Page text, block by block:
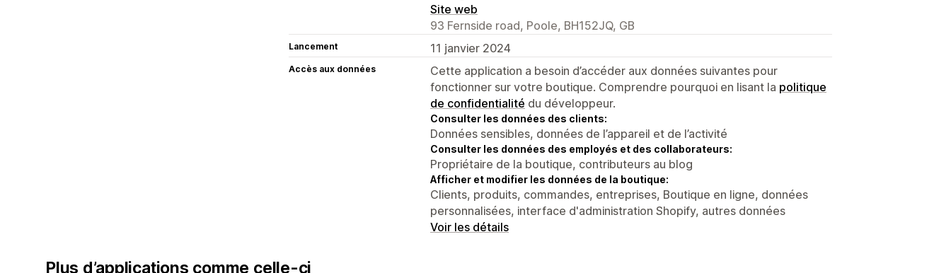
Site web
93 Fernside road, Poole, BH152JQ, GB
Lancement 11 janvier 2024
Accès aux données
Cette application a besoin d’accéder aux données suivantes pour
fonctionner sur votre boutique. Comprendre pourquoi en lisant la politique
de confidentialité du développeur.
Consulter les données des clients:
Données sensibles, données de l’appareil et de l’activité
Consulter les données des employés et des collaborateurs:
Propriétaire de la boutique, contributeurs au blog
Afficher et modifier les données de la boutique:
Clients, produits, commandes, entreprises, Boutique en ligne, données
personnalisées, interface d'administration Shopify, autres données
Voir les détails
Plus d’applications comme celle-ci